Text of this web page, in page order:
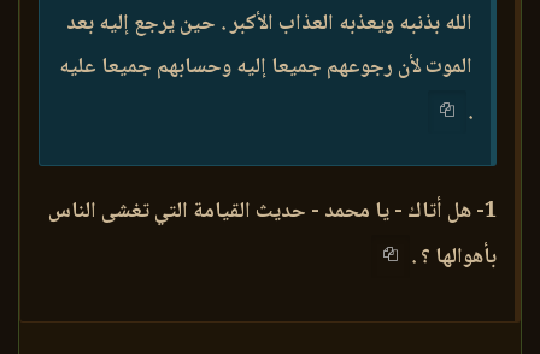
الله بذنبه ويعذبه العذاب الأكبر . حين يرجع إليه بعد
الموت لأن رجوعهم جميعا إليه وحسابهم جميعا عليه
.
1- هل أتاك - يا محمد - حديث القيامة التي تغشى الناس
بأهوالها ؟ .